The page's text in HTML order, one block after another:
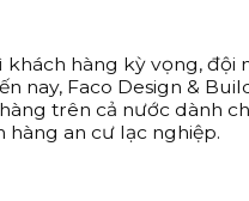
hàng kỳ vọng, đội
Faco Design &
trên cả nước dành
an cư lạc nghiệp.